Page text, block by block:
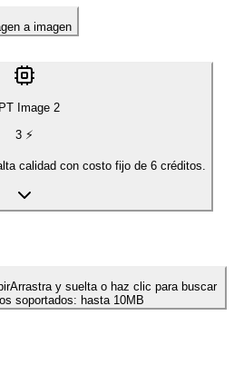
a imagen
Image 2
3⚡
calidad con costo fijo de 6 créditos.
Arrastra y suelta o haz clic para buscar
soportados: hasta 10MB